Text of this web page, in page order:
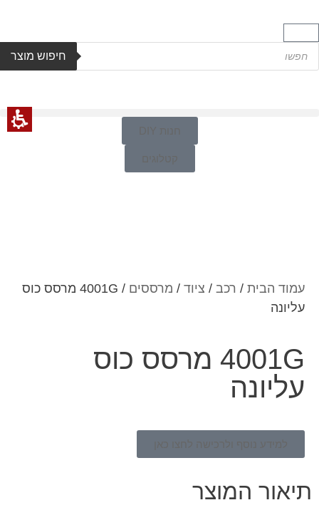
חיפוש מוצר
חנות DIY
קטלוגים
עמוד הבית / רכב / ציוד / מרססים
/ 4001G מרסס כוס
עליונה
4001G מרסס כוס
עליונה
למידע נוסף ולרכישה לחצו כאן
תיאור המוצר